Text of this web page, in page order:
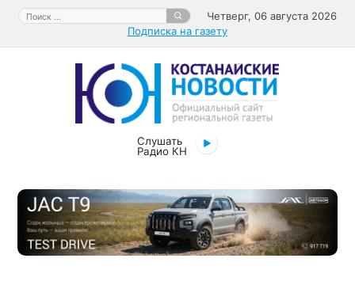
Перейти
содержимому
Поиск:
Четверг, 06 августа 2026
Подписка на газету
Слушать
Радио КН